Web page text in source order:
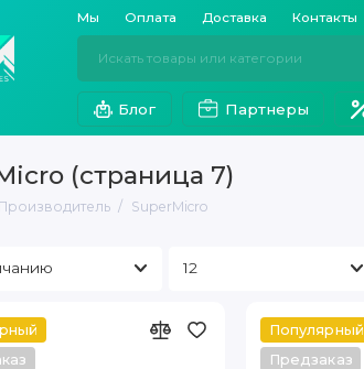
Мы Оплата Доставка Контакты
Блог Партнеры
(страница 7)
Производитель SuperMicro
Популярный
Предзаказ